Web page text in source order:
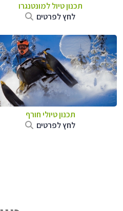
תכנון טיול למונטנגרו
לחץ לפרטים
תכנון טיולי חורף
לחץ לפרטים